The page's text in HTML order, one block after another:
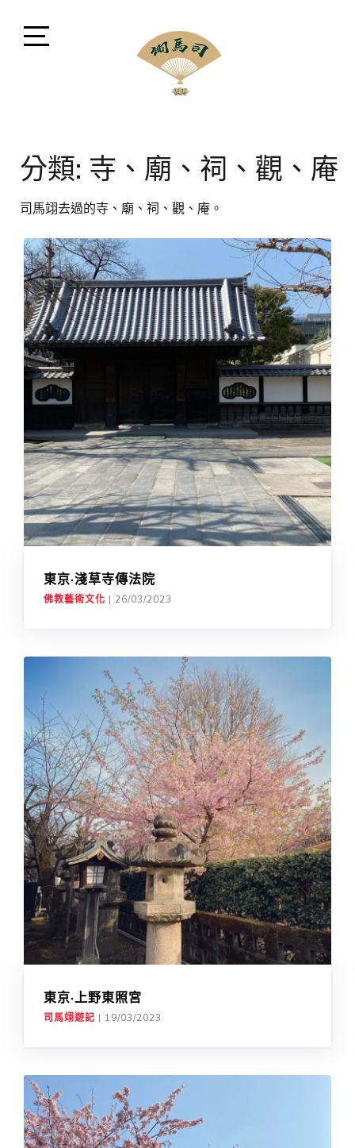
以現代方式講解。
分類: 寺、廟、祠、觀、庵
司馬翊去過的寺、廟、祠、觀、庵。
東京·淺草寺傳法院
佛教藝術文化 | 26/03/2023
東京·上野東照宮
司馬翊遊記 | 19/03/2023